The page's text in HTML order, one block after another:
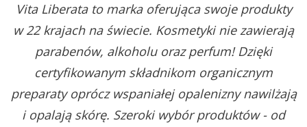
Vita Liberata to marka oferująca swoje produkty
w 22 krajach na świecie. Kosmetyki nie zawierają
parabenów, alkoholu oraz perfum! Dzięki
certyfikowanym składnikom organicznym
preparaty oprócz wspaniałej opalenizny nawilżają
i opalają skórę. Szeroki wybór produktów - od